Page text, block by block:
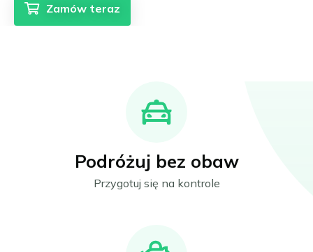
Zamów teraz
Podróżuj bez obaw
Przygotuj się na kontrole